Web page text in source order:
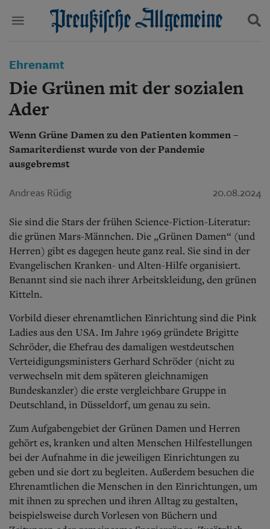
Start
Wer wir sind
Aktuelle Ausgabe
Abonnenten-Login
Abo Prämien
Archiv
Mediadaten
Wirtschaft
Leben
Geschichte
Ostpreußen
Bücher
Kontakt
Impressum
Datenschutz
Suchen und finden
Ehrenamt
Die Grünen mit der sozialen
Ader
Wenn Grüne Damen zu den Patienten kommen –
Samariterdienst wurde von der Pandemie
ausgebremst
Andreas Rüdig 20.08.2024
Sie sind die Stars der frühen Science-Fiction-Literatur:
die grünen Mars-Männchen. Die „Grünen Damen“ (und
Herren) gibt es dagegen heute ganz real. Sie sind in der
Evangelischen Kranken- und Alten-Hilfe organisiert.
Benannt sind sie nach ihrer Arbeitskleidung, den grünen
Kitteln.
Vorbild dieser ehrenamtlichen Einrichtung sind die Pink
Ladies aus den USA. Im Jahre 1969 gründete Brigitte
Schröder, die Ehefrau des damaligen westdeutschen
Verteidigungsministers Gerhard Schröder (nicht zu
verwechseln mit dem späteren gleichnamigen
Bundeskanzler) die erste vergleichbare Gruppein
Deutschland, in Düsseldorf, um genau zu sein.
Zum Aufgabengebiet der Grünen Damen und Herren
gehört es, kranken und alten Menschen Hilfestellungen
bei der Aufnahme in die jeweiligen Einrichtungen zu
geben und sie dort zu begleiten. Außerdem besuchen die
Ehrenamtlichen die Menschen in den Einrichtungen, um
mit ihnen zu sprechen und ihren Alltag zu gestalten,
beispielsweise durch Vorlesen von Büchern und